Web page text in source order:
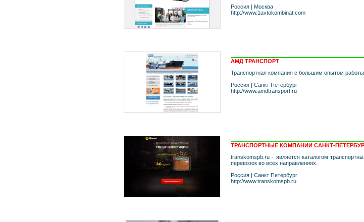
Россия | Москва
http://www.1avtokombinat.com
АМД ТРАНСПОРТ
Транспортная компания с большим опытом работы
Россия | Санкт Петербург
http://www.amdtransport.ru
ТРАНСПОРТНЫЕ КОМПАНИИ САНКТ-
transkomspb.ru - является каталогом
перевозок во всех направлениях.
Россия | Санкт Петербург
http://www.transkomspb.ru